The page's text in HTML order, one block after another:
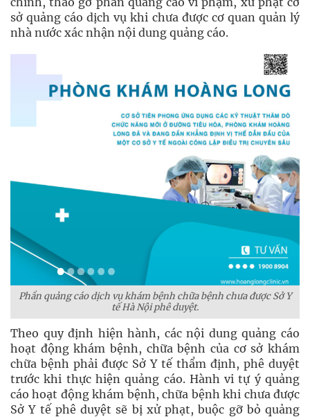
sở quảng cáo dịch vụ khi chưa được cơ quan quản lý
nhà nước xác nhận nội dung quảng cáo.
Phần quảng cáo dịch vụ khám bệnh chữa bệnh chưa được Sở Y
tế Hà Nội phê duyệt.
Theo quy định hiện hành, các nội dung quảng cáo
hoạt động khám bệnh, chữa bệnh của cơ sở khám
chữa bệnh phải được Sở Y tế thẩm định, phê duyệt
trước khi thực hiện quảng cáo. Hành vi tự ý quảng
cáo hoạt động khám bệnh, chữa bệnh khi chưa được
Sở Y tế phê duyệt sẽ bị xử phạt, buộc gỡ bỏ quảng